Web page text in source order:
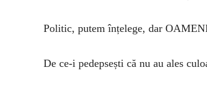
Politic, putem înțelege, dar
De ce-i pedepsești că nu au ales